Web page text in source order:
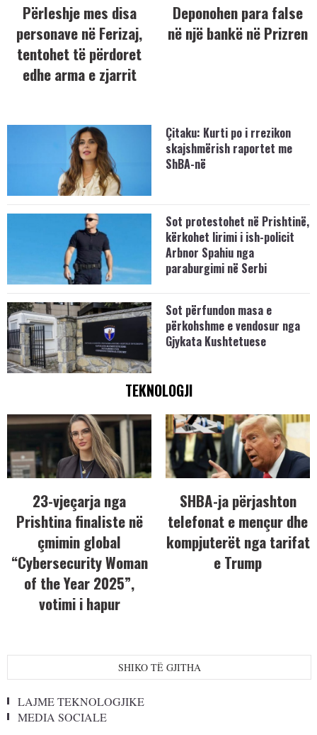
Përleshje mes disa
personave në Ferizaj,
tentohet të përdoret
edhe arma e zjarrit
Deponohen para false
në një bankë në Prizren
Çitaku: Kurti po i rrezikon
skajshmërish raportet me
ShBA-në
Sot protestohet në Prishtinë,
kërkohet lirimi i ish-policit
Arbnor Spahiu nga
paraburgimi në Serbi
Sot përfundon masa e
përkohshme e vendosur nga
Gjykata Kushtetuese
TEKNOLOGJI
23-vjeçarja nga
Prishtina finaliste në
çmimin global
“Cybersecurity Woman
of the Year 2025”,
votimi i hapur
SHBA-ja përjashton
telefonat e mençur dhe
kompjuterët nga tarifat
e Trump
SHIKO TË GJITHA
LAJME TEKNOLOGJIKE
MEDIA SOCIALE